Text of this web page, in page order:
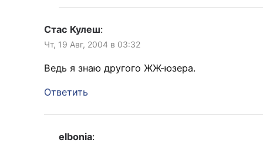
Стас Кулеш:
Чт, 19 Авг, 2004 в 03:32
Ведь я знаю другого ЖЖ-юзера.
Ответить
elbonia: